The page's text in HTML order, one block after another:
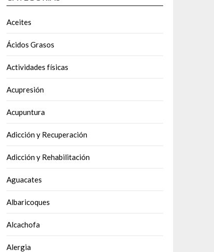
Aceites
Ácidos Grasos
Actividades físicas
Acupresión
Acupuntura
Adicción y Recuperación
Adicción y Rehabilitación
Aguacates
Albaricoques
Alcachofa
Alergia